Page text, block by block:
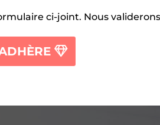
ci-joint. Nous